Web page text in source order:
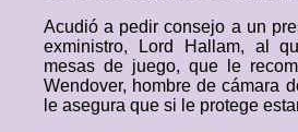
Acudió a pedir consejo a un
exministro, Lord Hallam, al
mesas de juego, que le
Wendover, hombre de cámara
le asegura que si le protege